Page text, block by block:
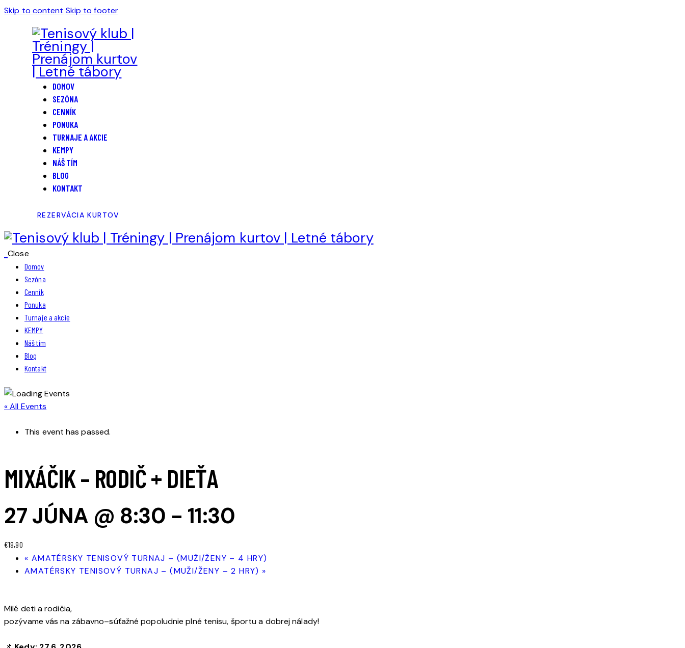
Skip to content Skip to footer
DOMOV
SEZÓNA
CENNÍK
PONUKA
TURNAJE A AKCIE
KEMPY
NÁŠ TÍM
BLOG
KONTAKT
REZERVÁCIA KURTOV
Close
Domov
Sezóna
Cenník
Ponuka
Turnaje a akcie
KEMPY
Náš tím
Blog
Kontakt
« All Events
This event has passed.
MIXÁČIK – RODIČ + DIEŤA
27 JÚNA @ 8:30 - 11:30
€19,90
« AMATÉRSKY TENISOVÝ TURNAJ – (MUŽI/ŽENY – 4 HRY)
AMATÉRSKY TENISOVÝ TURNAJ – (MUŽI/ŽENY – 2 HRY) »
Milé deti a rodičia,
pozývame vás na zábavno–súťažné popoludnie plné tenisu, športu a dobrej nálady!